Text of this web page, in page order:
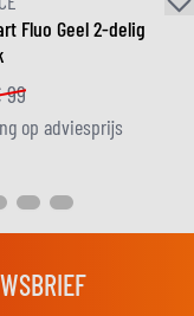
Fluo Geel 2-delig
99
op adviesprijs